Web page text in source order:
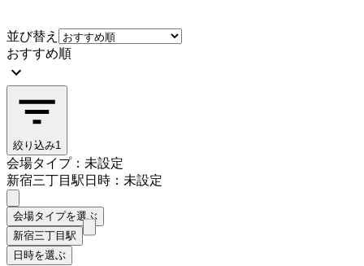
並び替え
おすすめ順
絞り込み1
会場タイプ：未設定
新宿三丁目駅日時：未設定
会場タイプを選ぶ
新宿三丁目駅
日時を選ぶ